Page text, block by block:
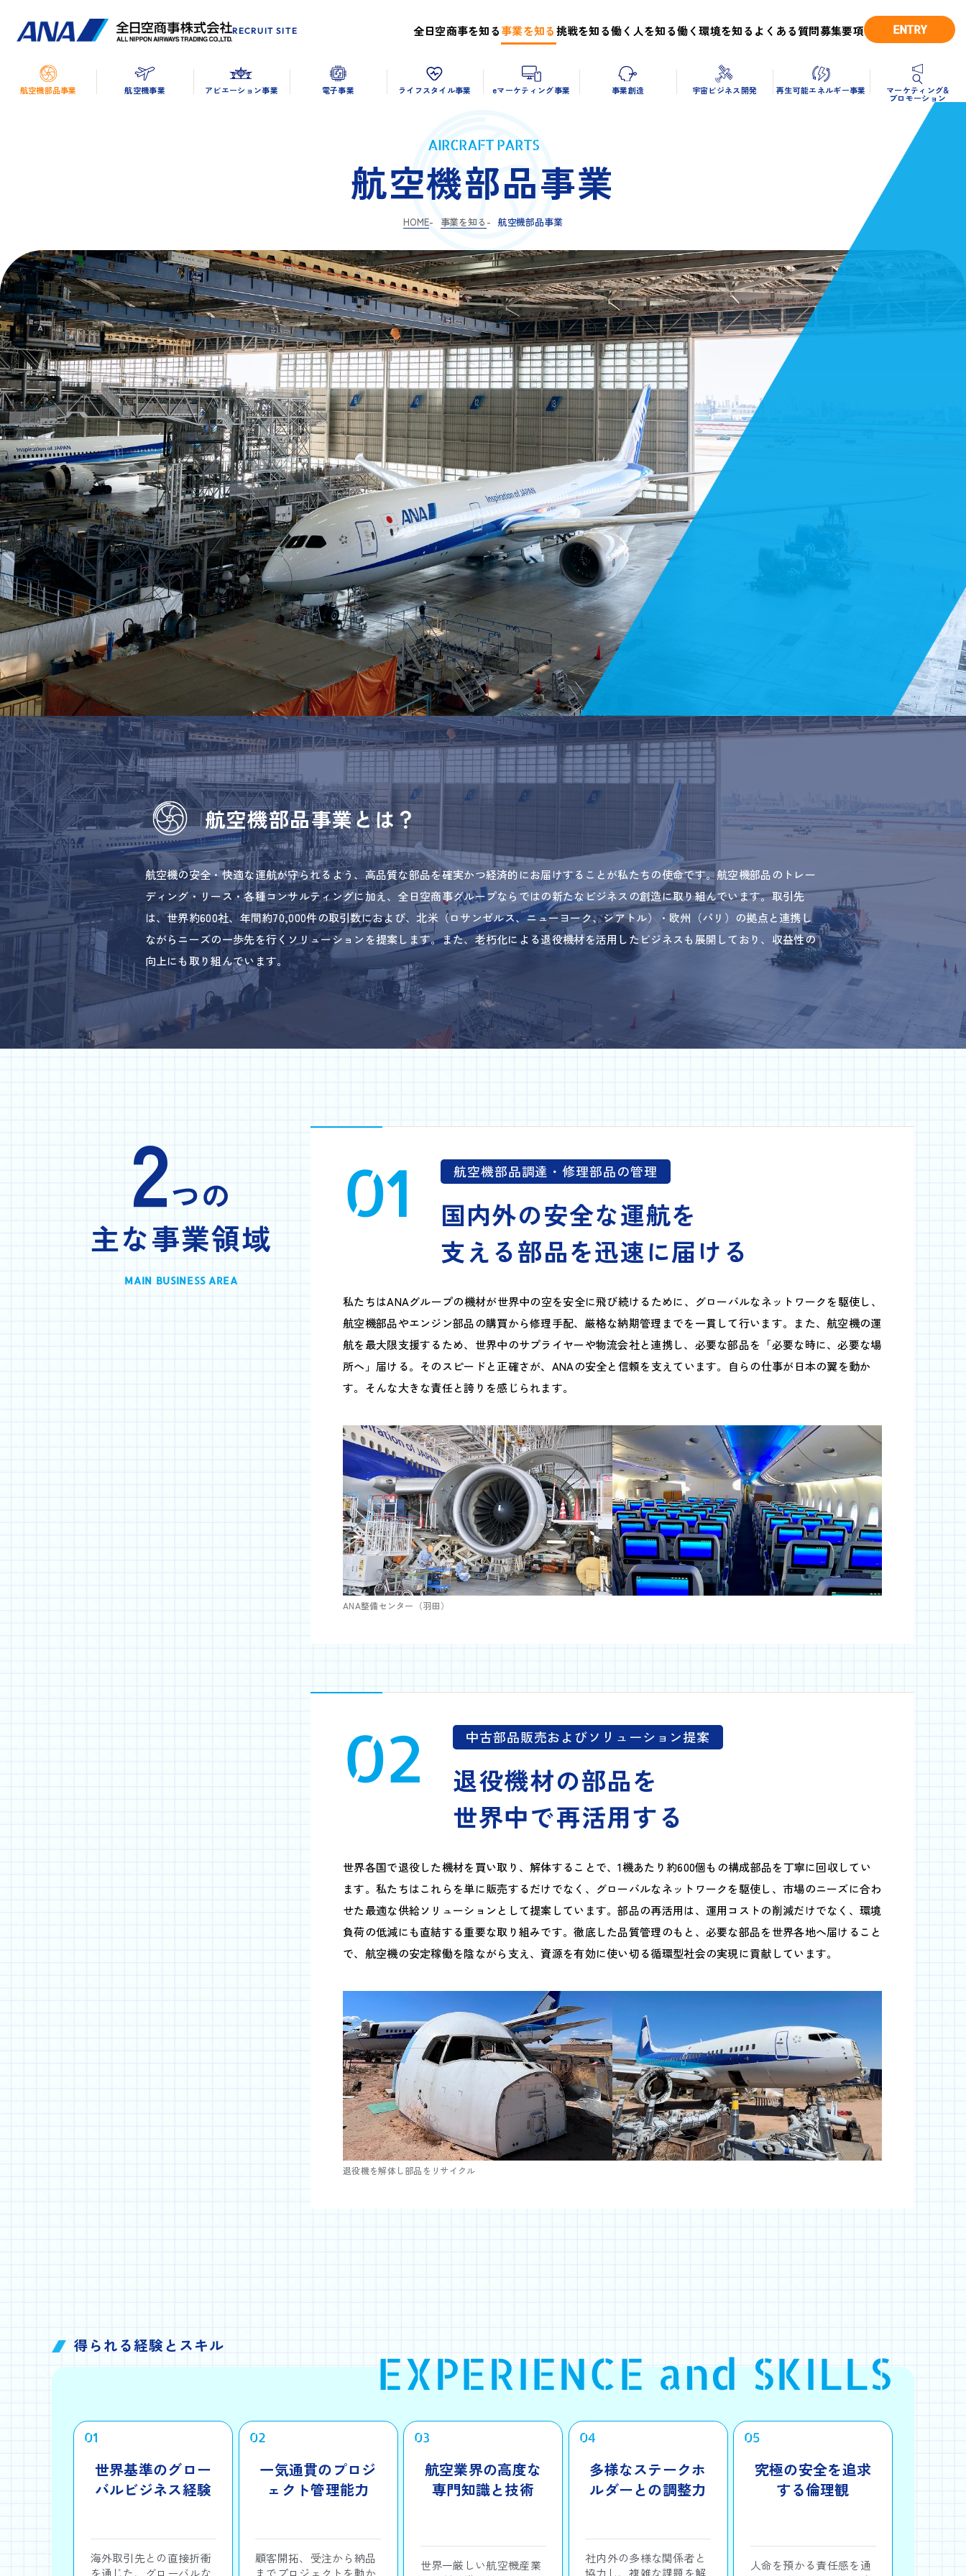
RECRUIT SITE 全日空商事を知る事業を知る挑戦を知る働く人を知る働く環境を知る よくある質問募集要項 ENTRY
航空機部品事業 航空機事業 アビエーション事業 電子事業 ライフスタイル事業 eマーケティング事業 事業創造 宇宙ビジネス開発 再生可能エネルギー事業 マーケティング&
プロモーション
AIRCRAFT PARTS
航空機部品事業
HOME 事業を知る 航空機部品事業
航空機部品事業とは？
航空機の安全・快適な運航が守られるよう、高品質な部品を確実かつ経済的にお届けすることが私たちの使命です。航空機部品のトレー
ディング・リース・各種コンサルティングに加え、全日空商事グループならではの新たなビジネスの創造に取り組んでいます。取引先
は、世界約600社、年間約70,000件の取引数におよび、北米（ロサンゼルス、ニューヨーク、シアトル）・欧州（パリ）の拠点と連携し
ながらニーズの一歩先を行くソリューションを提案します。また、老朽化による退役機材を活用したビジネスも展開しており、収益性の
向上にも取り組んでいます。
2つの
主な事業領域
MAIN BUSINESS AREA
01 航空機部品調達・修理部品の管理
国内外の安全な運航を
支える部品を迅速に届ける
私たちはANAグループの機材が世界中の空を安全に飛び続けるために、グローバルなネットワークを駆使し、
航空機部品やエンジン部品の購買から修理手配、厳格な納期管理までを一貫して行います。また、航空機の運
航を最大限支援するため、世界中のサプライヤーや物流会社と連携し、必要な部品を「必要な時に、必要な場
所へ」届ける。そのスピードと正確さが、ANAの安全と信頼を支えています。自らの仕事が日本の翼を動か
す。そんな大きな責任と誇りを感じられます。
ANA整備センター（羽田）
02 中古部品販売およびソリューション提案
退役機材の部品を
世界中で再活用する
世界各国で退役した機材を買い取り、解体することで、1機あたり約600個もの構成部品を丁寧に回収してい
ます。私たちはこれらを単に販売するだけでなく、グローバルなネットワークを駆使し、市場のニーズに合わ
せた最適な供給ソリューションとして提案しています。部品の再活用は、運用コストの削減だけでなく、環境
負荷の低減にも直結する重要な取り組みです。徹底した品質管理のもと、必要な部品を世界各地へ届けること
で、航空機の安定稼働を陰ながら支え、資源を有効に使い切る循環型社会の実現に貢献しています。
退役機を解体し部品をリサイクル
得られる経験とスキル
01
世界基準のグロー
バルビジネス経験
海外取引先との直接折衝
を通じた、グローバルな
02
一気通貫のプロジ
ェクト管理能力
顧客開拓、受注から納品
までプロジェクトを動か
03
航空業界の高度な
専門知識と技術
世界一厳しい航空機産業
04
多様なステークホ
ルダーとの調整力
社内外の多様な関係者と
協力し、複雑な課題を解
05
究極の安全を追求
する倫理観
人命を預かる責任感を通
EXPERIENCE and SKILLS